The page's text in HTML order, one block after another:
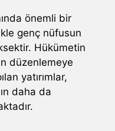
önemli bir
genç nüfusun
Hükümetin
düzenlemeye
yatırımlar,
daha da